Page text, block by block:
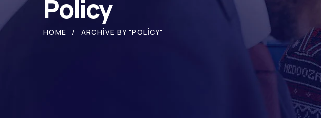
Policy
HOME ARCHIVE BY "POLICY"